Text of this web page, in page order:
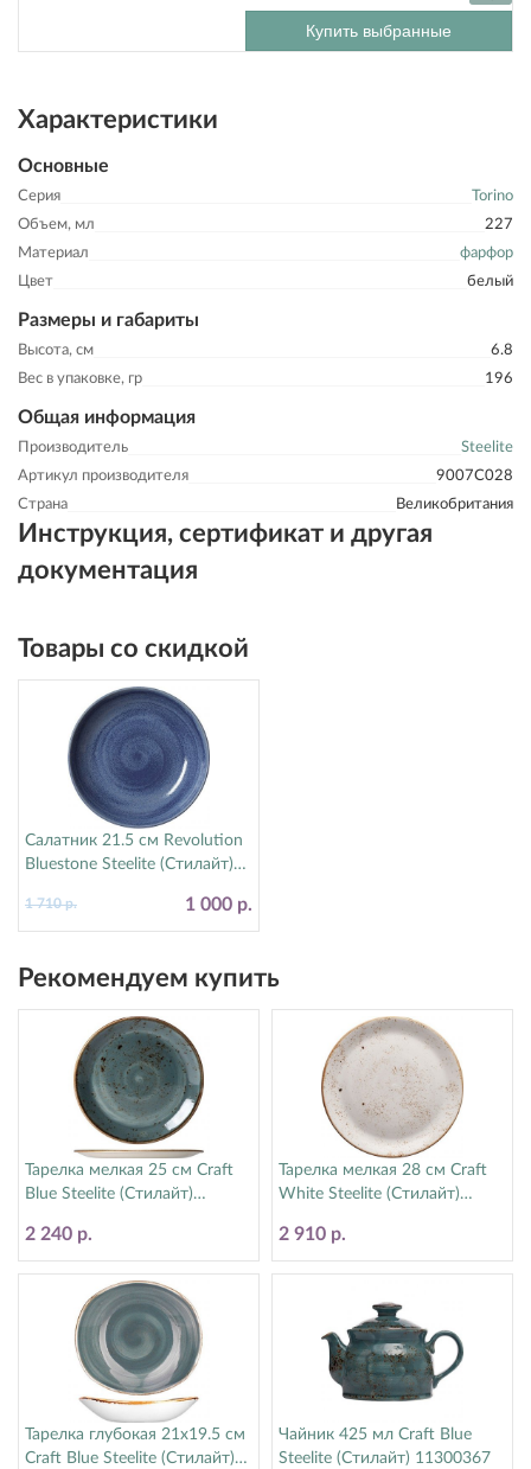
Купить выбранные
Характеристики
Основные
Серия
Torino
Объем, мл
227
Материал
фарфор
Цвет
белый
Размеры и габариты
Высота, см
6.8
Вес в упаковке, гр
196
Общая информация
Производитель
Steelite
Артикул производителя
9007C028
Страна
Великобритания
Инструкция, сертификат и другая
документация
Товары со скидкой
Салатник 21.5 см Revolution
Bluestone Steelite (Стилайт)
1 000 р.
1 710 р.
Рекомендуем купить
Тарелка мелкая 25 см Craft
Blue Steelite (Стилайт)
2 240 р.
Тарелка мелкая 28 см Craft
White Steelite (Стилайт)
2 910 р.
Тарелка глубокая 21х19.5 см
Craft Blue Steelite (Стилайт)
Чайник 425 мл Craft Blue
Steelite (Стилайт) 11300367